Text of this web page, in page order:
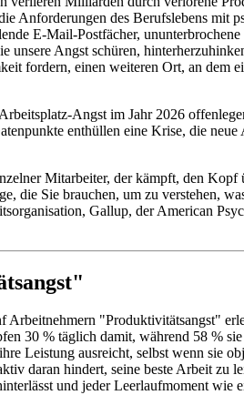
Anforderungen des Berufslebens
E-Mail-Postfächer,
unsere Angst schüren,
fordern, einen weiteren Ort, an dem
Angst im Jahr 2026
enthüllen eine Krise, die
Mitarbeiter, der kämpft, den Kopf
die Sie brauchen, um zu verstehen,
Gallup, der American
"Produktivitätsangst"
30 % täglich damit, während 58 %
Leistung ausreicht, selbst wenn sie
daran hindert, seine beste Arbeit zu
und jeder Leerlaufmoment wie